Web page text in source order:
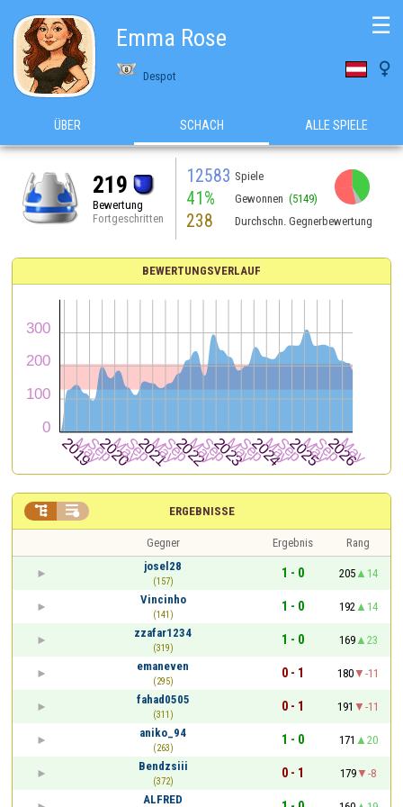
Emma Rose
Despot 
☰
ÜBER SCHACH ALLE SPIELE
219
Bewertung
Fortgeschritten
12583 Spiele
41% Gewonnen (5149)
238 Durchschn. Gegnerbewertung
BEWERTUNGSVERLAUF
ERGEBNISSE
 
Gegner Ergebnis
Rang
josel28
(157)
1 - 0 205
14
Vincinho
(141)
1 - 0 192
14
zzafar1234
(319)
1 - 0 169
23
emaneven
(295)
0 - 1 180
-11
fahad0505
(311)
0 - 1 191
-11
aniko_94
(263)
1 - 0 171
20
Bendzsiii
(372)
0 - 1 179
-8
ALFRED